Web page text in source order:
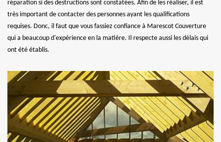
réparation si des destructions sont constatées. Afin de les réaliser, il est
très important de contacter des personnes ayant les qualifications
requises. Donc, il faut que vous fassiez confiance à Marescot Couverture
qui a beaucoup d'expérience en la matière. Il respecte aussi les délais qui
ont été établis.